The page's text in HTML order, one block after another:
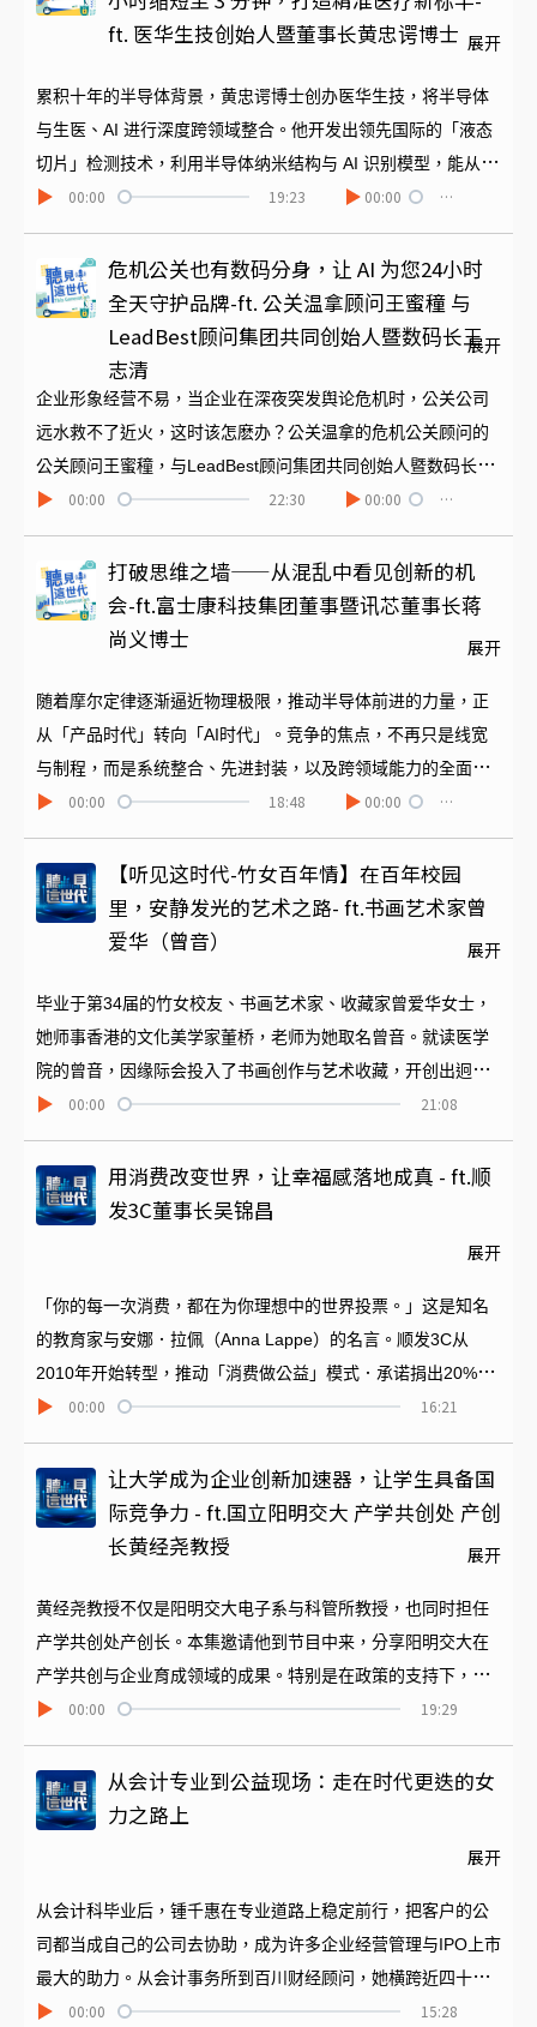
级的关键力量。谢博士在节目中强调「专注」与「执着」是成
育机会平等的当下，应以实力而非性别定义价值。最后，她以
「不要急着吃棉花糖」勉励青年学子，为他们指出硕班毕业之
后，一条值得挑战的人生进阶升级之路。一起来听董事长明快
又睿智的分享，这不仅是竹女校友，也是一个高科技业前辈的
深度恳切提醒。
ft. 医华生技创始人暨董事长黄忠谔博士 展开
累积十年的半导体背景，黄忠谔博士创办医华生技，将半导体
与生医、AI 进行深度跨领域整合。他开发出领先国际的「液态
切片」检测技术，利用半导体纳米结构与 AI 识别模型，能从
100 亿颗血细胞中捕捉极少量的循环肿瘤细胞（CTC），并将
人工检测所需的 8 小时大幅缩短至 3 分钟。不但是非侵入式技
术，还能协助诊断早期肺癌、预警卵巢癌复发。这些生医技术
都是跨领域的高密度知识累积，也是台湾现阶段的最大整合优
势。本集为您邀请到黄博士来分享这些先进技术，以及管理缺
少共通语言的各部门专家，如何让他们成功沟通合作，共创新
的突破。
00:00 19:23 00:00 …
危机公关也有数码分身，让 AI 为您24小时
全天守护品牌-ft. 公关温拿顾问王蜜穜 与
LeadBest顾问集团共同创始人暨数码长王
志清
展开
企业形象经营不易，当企业在深夜突发舆论危机时，公关公司
远水救不了近火，这时该怎麽办？公关温拿的危机公关顾问的
公关顾问王蜜穜，与LeadBest顾问集团共同创始人暨数码长王
志清，开发了一套可以第一时间协助雇主的AI 分身系统。它能
第一时间提供法律判断、财务评估与「共情声明」建议，并且
扮演稳定情绪与拆解问题的救火队，让专业服务不再受时空限
制。但是公关是一种讲求复杂细腻处理的「对人的学问」，AI
设计也是高度科技专业，两种专业想串联发展出1+1大于2的成
造出什麽样的新营收模式与品牌高度？一起来听本集两位来宾
的精采分享。
00:00 22:30 00:00 …
打破思维之墙——从混乱中看见创新的机
会-ft.富士康科技集团董事暨讯芯董事长蒋
尚义博士
展开
随着摩尔定律逐渐逼近物理极限，推动半导体前进的力量，正
从「产品时代」转向「AI时代」。竞争的焦点，不再只是线宽
与制程，而是系统整合、先进封装，以及跨领域能力的全面升
级。本集为大家邀请到见证台湾半导体关键发展的重要推手—
蒋尚义博士，现任富士康科技集团董事暨讯芯董事长。从产业
最前线出发，他将带我们思考一个核心问题：当技术典范转
移，教育如何跟上？人才又该如何培养？本集节目将以「产业
教育」为主轴，深入探讨技术整合、封装革命、矽光子，以及
00:00 18:48 00:00 …
【听见这时代-竹女百年情】在百年校园
里，安静发光的艺术之路- ft.书画艺术家曾
爱华（曾音）
展开
毕业于第34届的竹女校友、书画艺术家、收藏家曾爱华女士，
她师事香港的文化美学家董桥，老师为她取名曾音。就读医学
院的曾音，因缘际会投入了书画创作与艺术收藏，开创出迥然
不同的第二人生跑道。这一集「听见这时代-竹女百年情」，就
为您邀请到这位艺术家，来谈谈她在高中时期美术课的陶冶，
以及后来在人生中的自我修习之路。
00:00 21:08
用消费改变世界，让幸福感落地成真 - ft.顺
发3C董事长吴锦昌
展开
「你的每一次消费，都在为你理想中的世界投票。」这是知名
的教育家与安娜．拉佩（Anna Lappe）的名言。顺发3C从
2010年开始转型，推动「消费做公益」模式．承诺捐出20%净
利，做为公益用途。如今已累积捐赠超过两亿元。除了教育部
专户的贫困生，顺发3C也与高雄的国立科工馆合作，以「科学
小树苗」专案，扶助偏乡及弱势学童到科工馆学习。这些公益
移动，都是将消费者对顺发3C做的选择与消费，再扩大影响，
让每一位顾客知道自己付出的价值与资源可以极大化，不仅仅
顺发3C的吴锦昌董事长，请他来谈这样公益转型的理念，以及
同样对企业员工传达的信念。
00:00 16:21
让大学成为企业创新加速器，让学生具备国
际竞争力 - ft.国立阳明交大 产学共创处 产创
长黄经尧教授
展开
黄经尧教授不仅是阳明交大电子系与科管所教授，也同时担任
产学共创处产创长。本集邀请他到节目中来，分享阳明交大在
产学共创与企业育成领域的成果。特别是在政策的支持下，今
年将启动「NYCU 50」计划，目标是孵育50家新创企业，也让
学生在就学期间将研究有机会推向商业化。他指出透过这些计
划和育成，让学生有够多的选择，才能成为驱动台湾进步的新
时代力量。面对AI来临，下一时代可以有哪些因应之法，一起
00:00 19:29
从会计专业到公益现场：走在时代更迭的女
力之路上
展开
从会计科毕业后，锺千惠在专业道路上稳定前行，把客户的公
司都当成自己的公司去协助，成为许多企业经营管理与IPO上市
最大的助力。从会计事务所到百川财经顾问，她横跨近四十年
的职涯历程，陪伴了许多企业时代交替。后来再打造支持女性
00:00 15:28